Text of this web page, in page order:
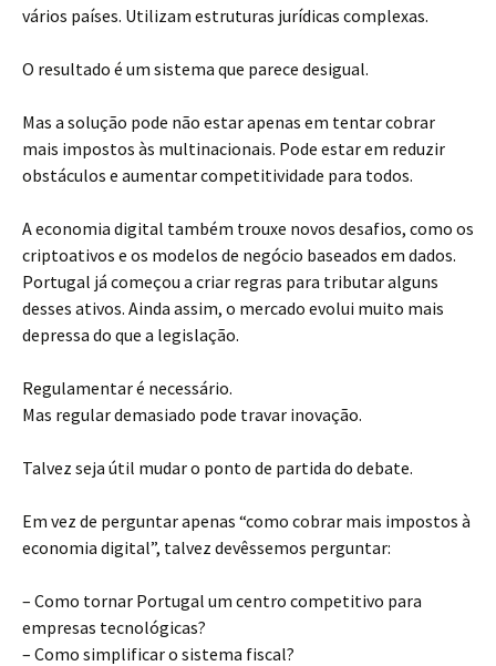
vários países. Utilizam estruturas jurídicas complexas.
O resultado é um sistema que parece desigual.
Mas a solução pode não estar apenas em tentar cobrar
mais impostos às multinacionais. Pode estar em reduzir
obstáculos e aumentar competitividade para todos.
A economia digital também trouxe novos desafios, como os
criptoativos e os modelos de negócio baseados em dados.
Portugal já começou a criar regras para tributar alguns
desses ativos. Ainda assim, o mercado evolui muito mais
depressa do que a legislação.
Regulamentar é necessário.
Mas regular demasiado pode travar inovação.
Talvez seja útil mudar o ponto de partida do debate.
Em vez de perguntar apenas “como cobrar mais impostos à
economia digital”, talvez devêssemos perguntar:
– Como tornar Portugal um centro competitivo para
empresas tecnológicas?
– Como simplificar o sistema fiscal?